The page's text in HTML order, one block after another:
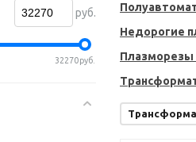
Недорогие
руб.
32270руб.